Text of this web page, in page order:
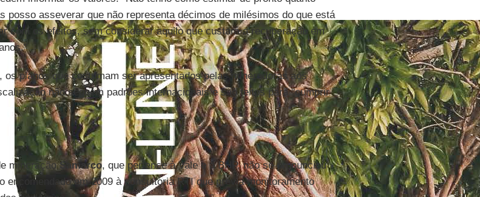
posso asseverar que não representa décimos de milésimos do que está
com os efeitos, sem considerar aquilo que custará a recuperação em
os planos que costumam ser apresentados pelas mineradoras aos
não seguem padrões internacionais e são feitos para "cumprir
mineraçãoSamarco, que pertence à Vale e à BHP, não se pronunciou
encomendado em 2009 à consultoria RTI que previa monitoramento